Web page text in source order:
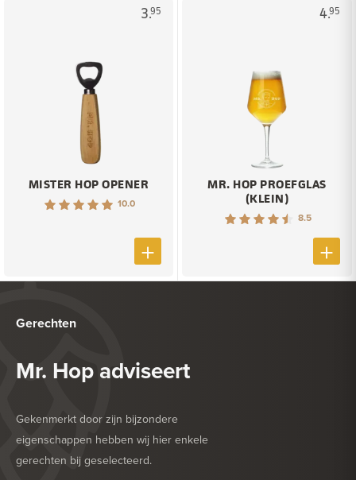
3.95
MISTER HOP OPENER
10.0
4.95
MR. HOP PROEFGLAS
(KLEIN)
8.5
Gerechten
Mr. Hop adviseert
Gekenmerkt door zijn bijzondere
eigenschappen hebben wij hier enkele
gerechten bij geselecteerd.
HEERLIJK BIJ